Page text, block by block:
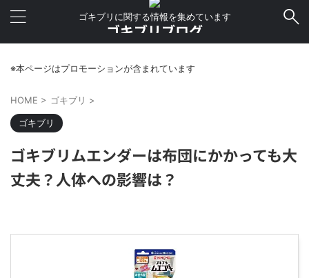
ゴキブリに関する情報を集めています
ゴキブリブログ
※本ページはプロモーションが含まれています
HOME > ゴキブリ >
ゴキブリ
ゴキブリムエンダーは布団にかかっても大
丈夫？人体への影響は？